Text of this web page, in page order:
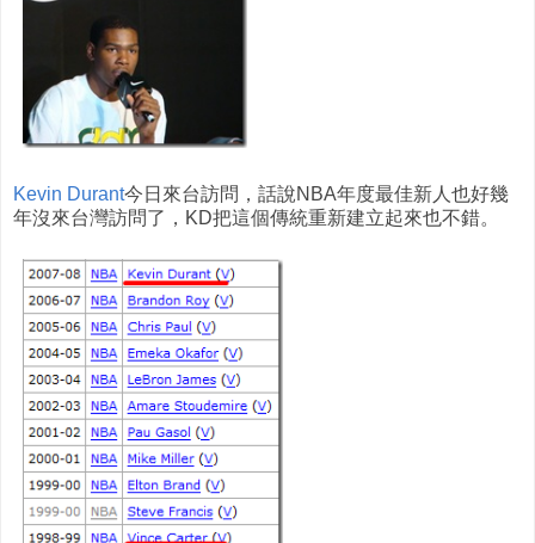
Kevin Durant今日來台訪問，話說NBA年度最佳新人也好幾
年沒來台灣訪問了，KD把這個傳統重新建立起來也不錯。